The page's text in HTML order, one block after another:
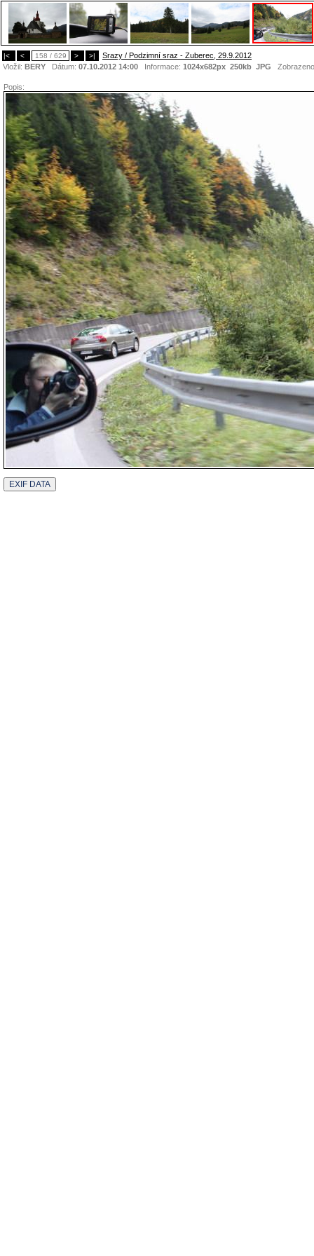
|< < 158 / 629 > >|
Srazy / Podzimní sraz - Zuberec, 29.9.2012
Vložil: BERY Dátum: 07.10.2012 14:00 Informace: 1024x682px 250kb JPG
Popis: